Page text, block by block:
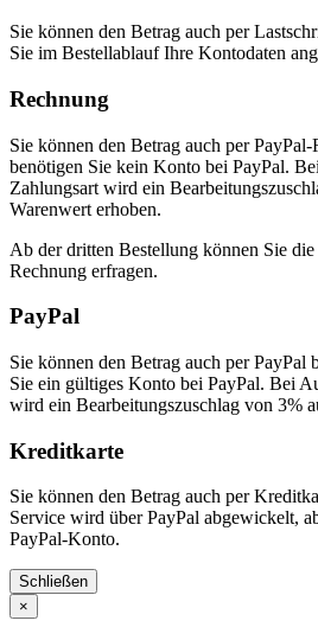
Sie können den Betrag auch per
Sie im Bestellablauf Ihre Kontodaten
Rechnung
Sie können den Betrag auch per
benötigen Sie kein Konto bei PayPal.
Zahlungsart wird ein
Warenwert erhoben.
Ab der dritten Bestellung können Sie
Rechnung erfragen.
PayPal
Sie können den Betrag auch per PayPal
Sie ein gültiges Konto bei PayPal. Bei
wird ein Bearbeitungszuschlag von 3%
Kreditkarte
Sie können den Betrag auch per
Service wird über PayPal abgewickelt,
PayPal-Konto.
Schließen
×